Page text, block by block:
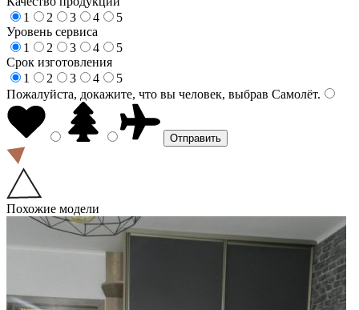
1
2 3 4
5
Уровень сервиса
1
2 3 4
5
Срок изготовления
1
2 3 4
5
Пожалуйста, докажите, что вы человек, выбрав Самолёт.
Похожие модели